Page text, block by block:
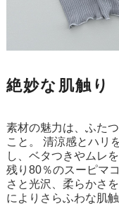
絶妙な肌触り
素材の魅力は、ふた
こと。 清涼感とハリ
し、ベタつきやムレ
残り80％のスーピマ
さと光沢、柔らかさ
によりさらふわな肌